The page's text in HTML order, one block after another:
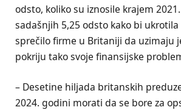
odsto, koliko su iznosile krajem
sadašnjih 5,25 odsto kako bi
sprečilo firme u Britaniji da uzimaju
pokriju tako svoje finansijske
– Desetine hiljada britanskih
2024. godini morati da se bore za